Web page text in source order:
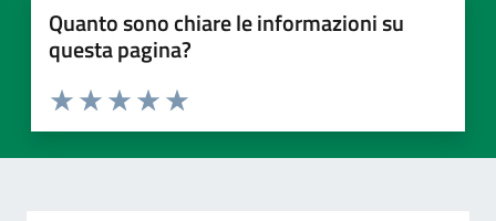
Quanto sono chiare le informazioni su
questa pagina?
Valuta 5 stelle su 5
Valuta 4 stelle su 5
Valuta 3 stelle su 5
Valuta 2 stelle su 5
Valuta 1 stelle su 5